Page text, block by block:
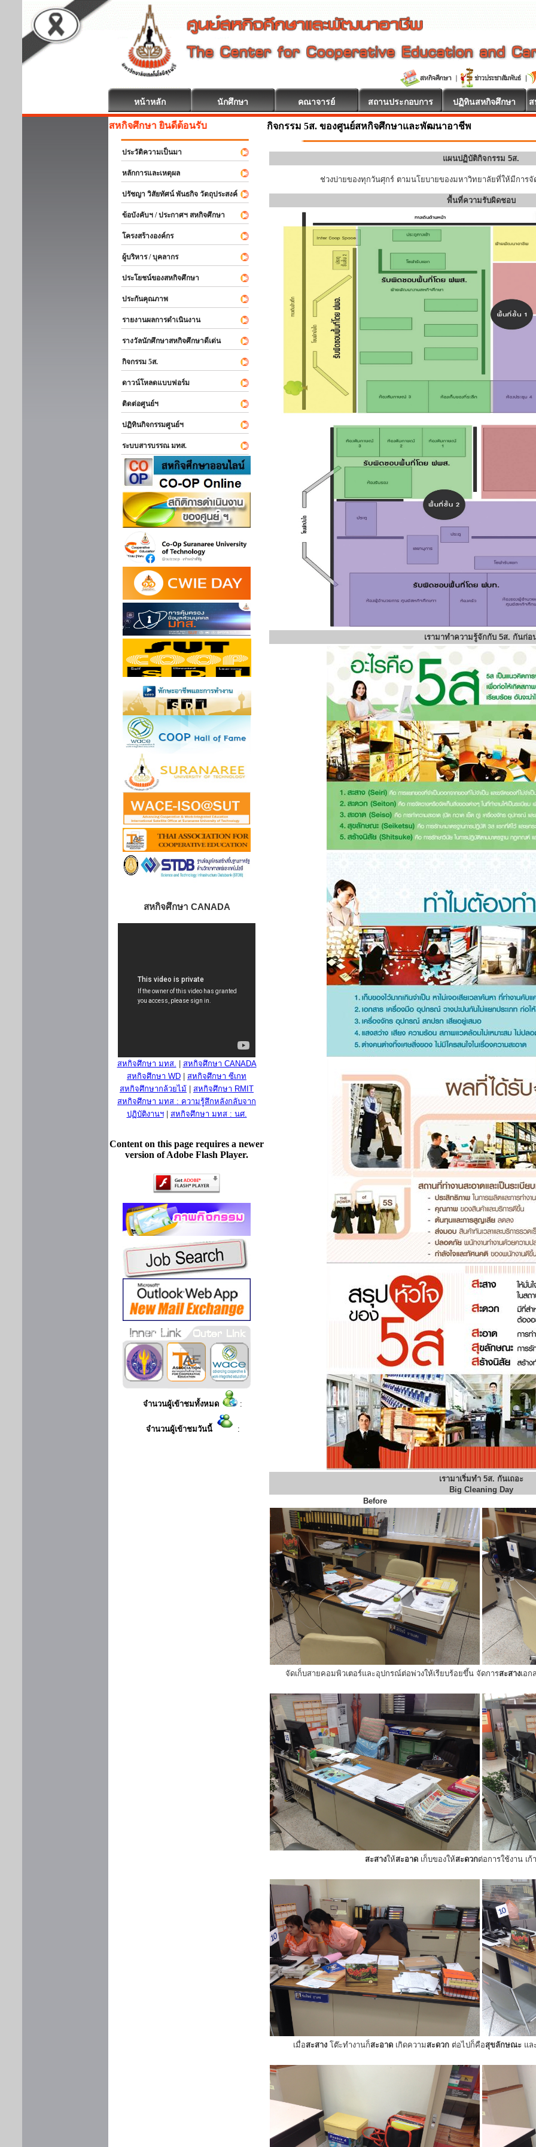
หน้าหลัก นักศึกษา คณาจารย์ สถานประกอบการ ปฏิทินสหกิจศึกษา
สหกิจศึกษา ยินดีต้อนรับ
ประวัติความเป็นมา
หลักการและเหตุผล
ปรัชญา วิสัยทัศน์ พันธกิจ วัตถุประสงค์
ข้อบังคับฯ / ประกาศฯ สหกิจศึกษา
โครงสร้างองค์กร
ผู้บริหาร / บุคลากร
ประโยชน์ของสหกิจศึกษา
ประกันคุณภาพ
รายงานผลการดำเนินงาน
รางวัลนักศึกษาสหกิจศึกษาดีเด่น
กิจกรรม 5ส.
ดาวน์โหลดแบบฟอร์ม
ติดต่อศูนย์ฯ
ปฏิทินกิจกรรมศูนย์ฯ
ระบบสารบรรณ มทส.
สหกิจศึกษา CANADA
สหกิจศึกษา มทส.
สหกิจศึกษา CANADA
สหกิจศึกษา WD
สหกิจศึกษา ซีเกท
สหกิจศึกษากล้วยไม้
สหกิจศึกษา RMIT
สหกิจศึกษา มทส : ความรู้สึกหลังกลับจาก
ปฏิบัติงานฯ| สหกิจศึกษา มทส : นศ.
Content on this page requires a newer
version of Adobe Flash Player.
จำนวนผู้เข้าชมทั้งหมด :
จำนวนผู้เข้าชมวันนี้ :
กิจกรรม 5ส. ของศูนย์สหกิจศึกษาและพัฒนาอาชีพ
แผนปฏิบัติกิจกรรม 5ส.
ช่วงบ่ายของทุกวันศุกร์ ตามนโยบายของมหาวิทยาลัยที่ให้มีการจั
พื้นที่ความรับผิดชอบ
เรามาทำความรู้จักกับ 5ส. กันก่อ
เรามาเริ่มทำ 5ส. กันเถอะ
Big Cleaning Day
Before
จัดเก็บสายคอมพิวเตอร์และอุปกรณ์ต่อพ่วงให้เรียบร้อยขึ้น จัดการสะสางเอก
สะสางให้สะอาดเก็บของให้สะดวกต่อการใช้งาน เก้
เมื่อสะสางโต๊ะทำงานก็สะอาดเกิดความสะดวกต่อไปก็คือสุขลักษณะ แล